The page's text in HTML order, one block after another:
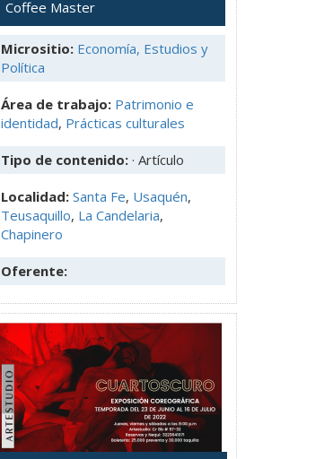
Coffee Master
Micrositio: Economía, Estudios y
Política
Área de trabajo: Patrimonio e
identidad, Prácticas culturales
Tipo de contenido: · Artículo
Localidad: Santa Fe, Usaquén,
Teusaquillo, La Candelaria,
Chapinero
Oferente: